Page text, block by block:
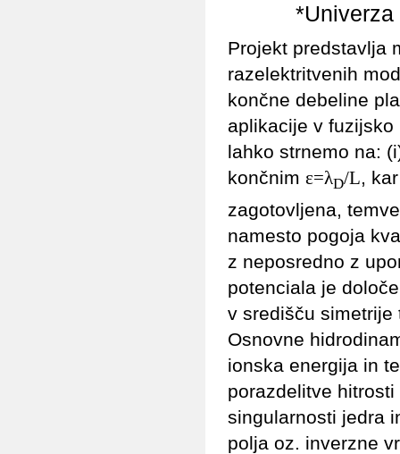
*Univerza
Projekt predstavlja
razelektritvenih
končne debeline
aplikacije v
lahko strnemo na:
končnim ε=λD/L,
zagotovljena,
namesto pogoja
z neposredno z
potenciala je
v središču simetrije
Osnovne
ionska energija in
porazdelitve
singularnosti jedra
polja oz. inverzne